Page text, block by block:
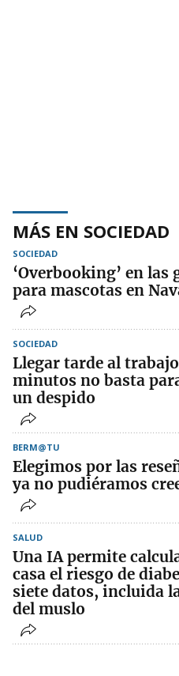
MÁS EN SOCIEDAD
SOCIEDAD
‘Overbooking’ en las
para mascotas en
SOCIEDAD
Llegar tarde al
minutos no basta
un despido
BERM@TU
Elegimos por las
ya no pudiéramos
SALUD
Una IA permite
casa el riesgo de
siete datos, incluida
del muslo